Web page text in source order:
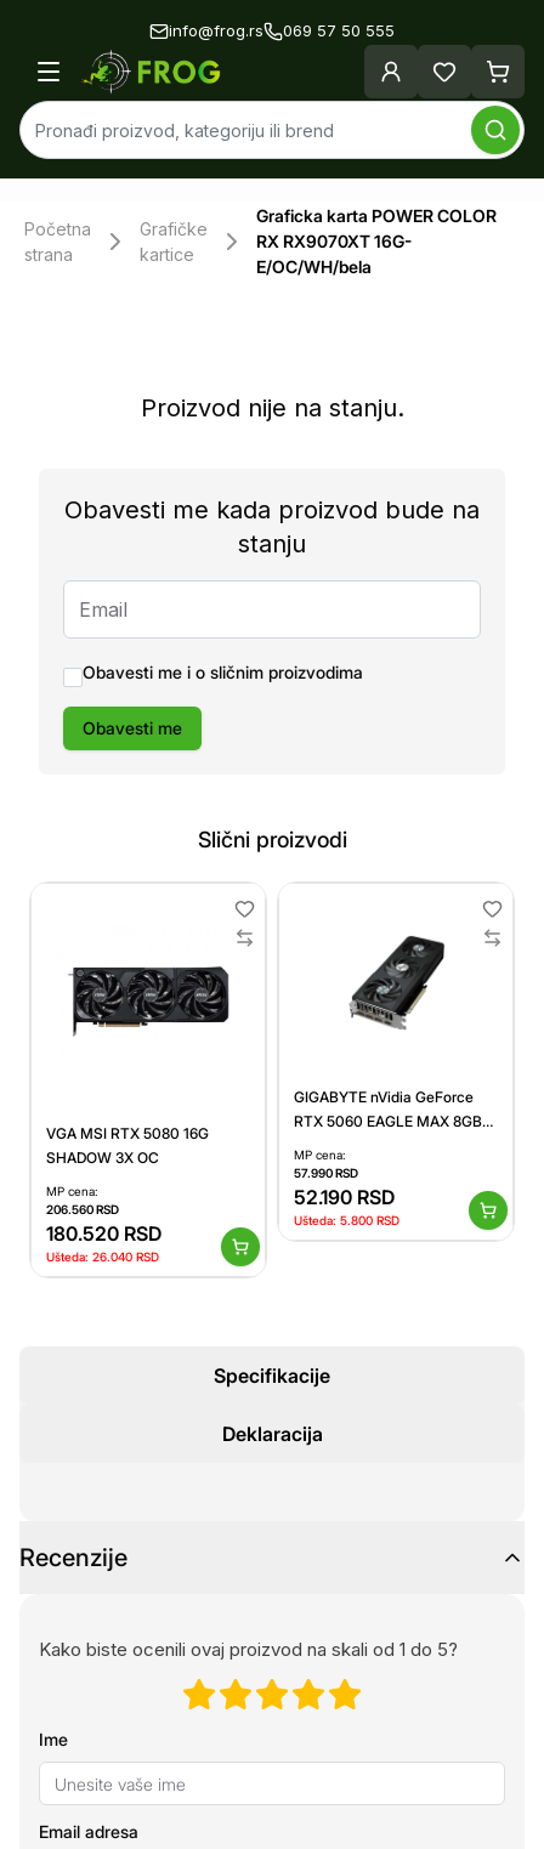
info@frog.rs 069 57 50 555
Početna
strana
Grafičke
kartice
Graficka karta POWER COLOR
RX RX9070XT 16G-
E/OC/WH/bela
Proizvod nije na stanju.
Obavesti me kada proizvod bude na
stanju
Obavesti me i o sličnim proizvodima
Obavesti me
Slični proizvodi
VGA MSI RTX 5080 16G
SHADOW 3X OC
MP cena:
206.560RSD
180.520 RSD
Ušteda: 26.040 RSD
GIGABYTE nVidia GeForce
RTX 5060 EAGLE MAX 8GB
OC-8GD rev. 1.0 grafička karta
MP cena:
57.990RSD
52.190 RSD
Ušteda: 5.800 RSD
Specifikacije
Deklaracija
Recenzije
Kako biste ocenili ovaj proizvod na skali od 1 do 5?
Ime
Email adresa